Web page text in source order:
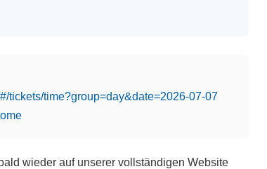
tickets/time?group=day&date=2026-07-07
wieder auf unserer vollständigen Website